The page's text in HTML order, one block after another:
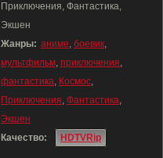
Приключения, Фантастика,
Экшен
Жанры: аниме, боевик,
мультфильм, приключения,
фантастика, Космос,
Приключения, Фантастика,
Экшен
Качество:
HDTVRip